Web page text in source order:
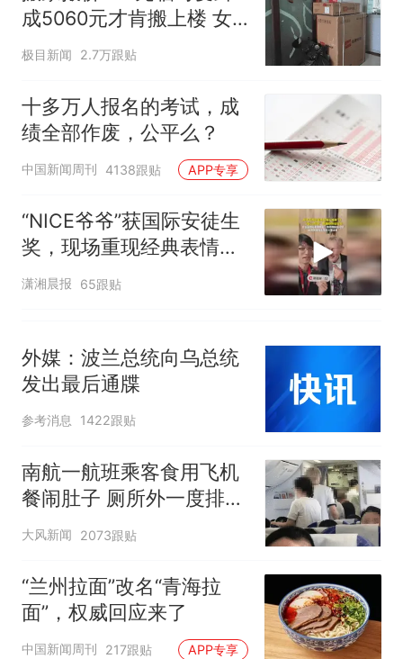
核查
视频丨只要一枚命中就能让航
母瘫痪 轰-6J实力有多强？
“不建议大家买深色蛋糕”上热
热
十多万人报名的考试，成绩
全部作废，公平么？
成5060元才肯搬上楼 女
子傻眼
极目新闻 2.7万跟贴
十多万人报名的考试，成
绩全部作废，公平么？
中国新闻周刊 4138跟贴 APP专享
“NICE爷爷”获国际安徒生
奖，现场重现经典表情
包，向中国粉丝问好
潇湘晨报 65跟贴
外媒：波兰总统向乌总统
发出最后通牒
参考消息 1422跟贴
南航一航班乘客食用飞机
餐闹肚子 厕所外一度排长
队
大风新闻 2073跟贴
“兰州拉面”改名“青海拉
面”，权威回应来了
中国新闻周刊 217跟贴 APP专享